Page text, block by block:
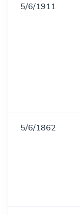
5/6/1911
5/6/1862